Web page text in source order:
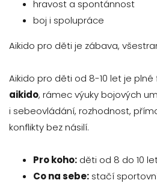
hravost a spontánnost
boj i spolupráce
Aikido pro děti je zábava,
Aikido pro děti od 8-10 let je
aikido, rámec výuky bojových
i sebeovládání, rozhodnost,
konflikty bez násilí.
Pro koho:děti od 8 do 10
Co na sebe:stačí